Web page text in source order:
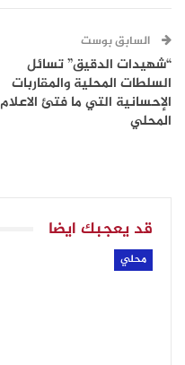
السابق بوست
“شهيدات الدقيق” تسائل
السلطات المحلية والمقاربات
الإحسانية التي ما فتئ الاعلام
المحلي
قد يعجبك ايضا
محلي